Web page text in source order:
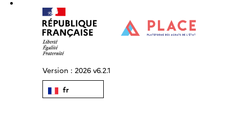
Version : 2026 v6.2.1
fr